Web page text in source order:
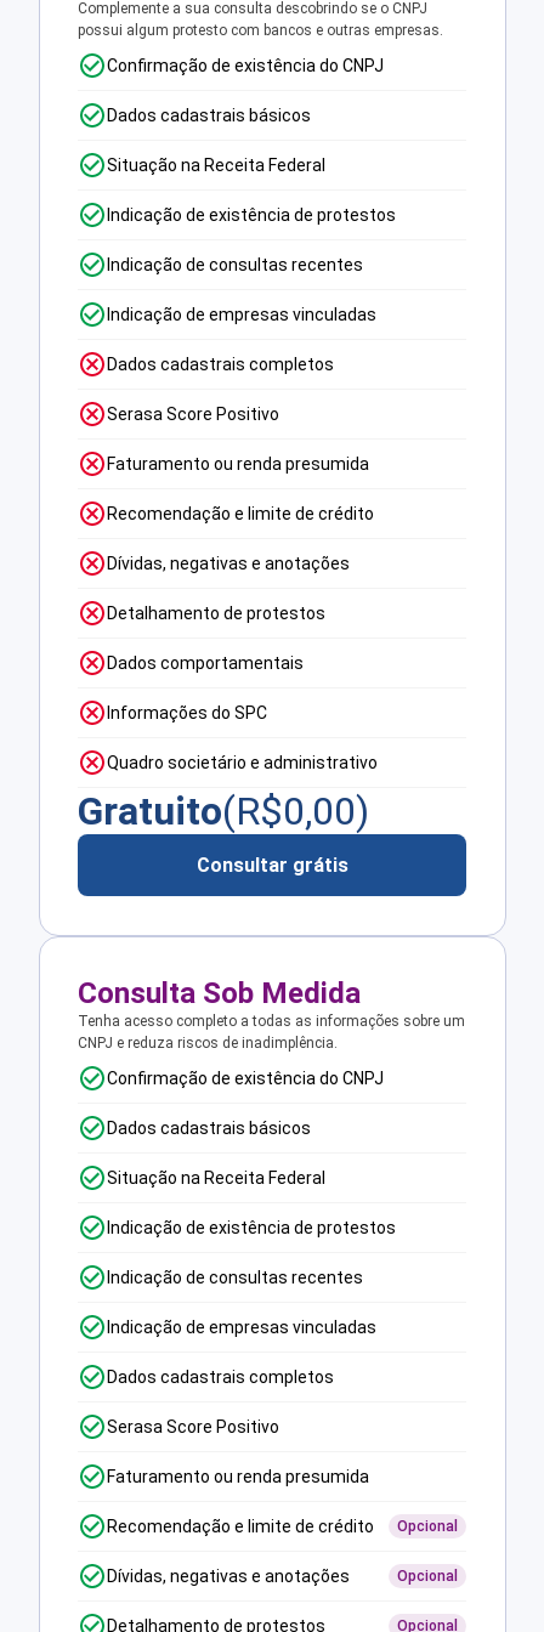
Complemente a sua consulta descobrindo se o CNPJ
possui algum protesto com bancos e outras empresas.
Confirmação de existência do CNPJ
Dados cadastrais básicos
Situação na Receita Federal
Indicação de existência de protestos
Indicação de consultas recentes
Indicação de empresas vinculadas
Dados cadastrais completos
Serasa Score Positivo
Faturamento ou renda presumida
Recomendação e limite de crédito
Dívidas, negativas e anotações
Detalhamento de protestos
Dados comportamentais
Informações do SPC
Quadro societário e administrativo
Gratuito(R$0,00)
Consultar grátis
Consulta Sob Medida
Tenha acesso completo a todas as informações sobre um
CNPJ e reduza riscos de inadimplência.
Confirmação de existência do CNPJ
Dados cadastrais básicos
Situação na Receita Federal
Indicação de existência de protestos
Indicação de consultas recentes
Indicação de empresas vinculadas
Dados cadastrais completos
Serasa Score Positivo
Faturamento ou renda presumida
Recomendação e limite de crédito Opcional
Dívidas, negativas e anotações Opcional
Detalhamento de protestos Opcional